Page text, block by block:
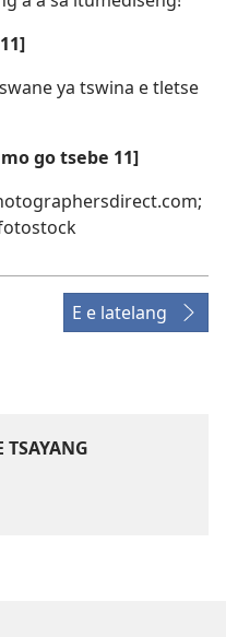
ya tswina e tletse
go tsebe 11]
E e latelang
TSAYANG